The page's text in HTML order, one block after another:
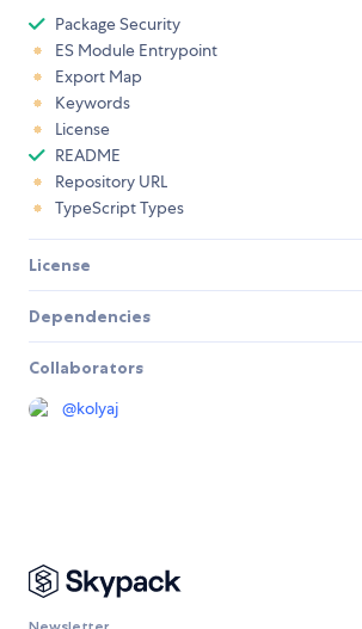
Package Security
ES Module Entrypoint
Export Map
Keywords
License
README
Repository URL
TypeScript Types
License
Dependencies
Collaborators
@kolyaj